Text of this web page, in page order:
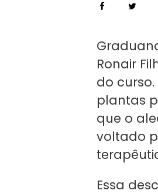
Ronair
do
plantas
que o
voltado
Essa